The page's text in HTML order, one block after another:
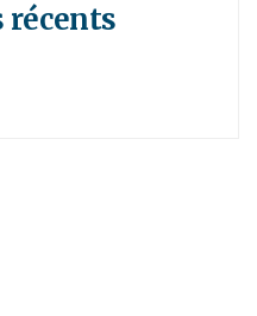
récents